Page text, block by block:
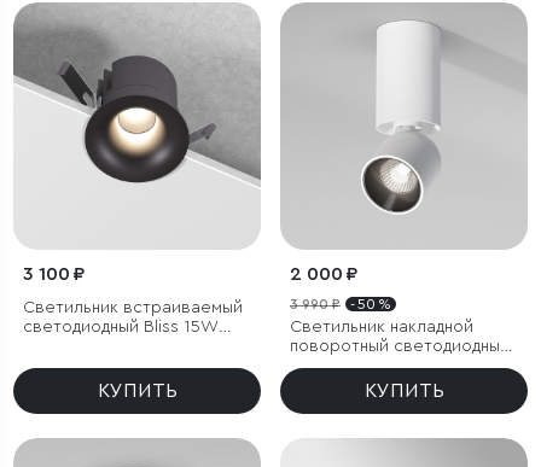
3 100 ₽
Светильник встраиваемый
светодиодный Bliss 15W
КУПИТЬ
2 000 ₽
3 990 ₽ - 50 %
Светильник накладной
поворотный светодиодный
Spot 8W 4000K белый
КУПИТЬ